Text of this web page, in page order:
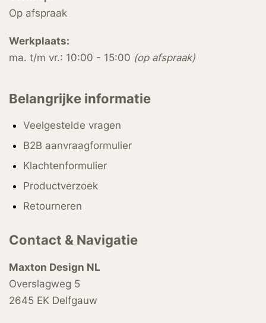
Op afspraak
Werkplaats:
ma. t/m vr.: 10:00 - 15:00 (op afspraak)
Belangrijke informatie
Veelgestelde vragen
B2B aanvraagformulier
Klachtenformulier
Productverzoek
Retourneren
Contact & Navigatie
Maxton Design NL
Overslagweg 5
2645 EK Delfgauw